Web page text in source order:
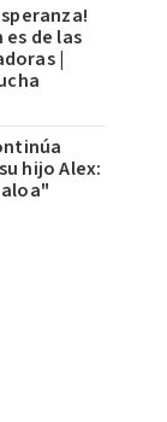
es de las
|
hijo Alex: